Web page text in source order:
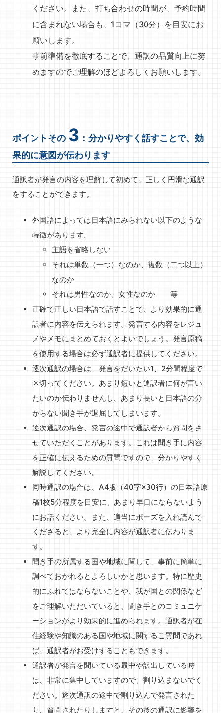
ください。また、打ち合わせの時間が、予約時間
に含まれない場合も、1コマ（30分）を目安にお
願いします。
事前準備を徹底することで、通訳の品質向上に努
めますのでご理解のほどよろしくお願いします。
ポイントその 3 ：分かりやすく話すことで、効
果的に意図が伝わります
通訳者が発言の内容を理解して初めて、正しく円滑な通訳
をすることができます。
外国語によっては日本語にみられない以下のような
特徴があります。
主語を省略しない
それは単数（一つ）なのか、複数（二つ以上）
なのか
それは男性なのか、女性なのか 等
正確で正しい日本語で話すことで、より効果的に通
訳者に内容を伝えられます。発言する内容をレジュ
メやメモにまとめておくとよいでしょう。発言原稿
を使用する場合は必ず通訳者に提供してください。
逐次通訳の場合は、発言をだいたい1、2分間程度で
区切ってください。あまり短いと通訳者に何が言い
たいのか伝わりませんし、あまり長いと日本語の分
からない聞き手が退屈してしまいます。
逐次通訳の場合、発言の途中で通訳者から質問をさ
せていただくことがあります。これは聞き手に内容
を正確に伝えるための質問ですので、分かりやすく
解説してください。
同時通訳の場合は、A4版（40字×30行）の日本語原
稿1枚5分程度を目安に、あまり早口にならないよう
にお話ください。また、適当にポーズを入れ読んで
くださると、より完全に内容が通訳者に伝わりま
す。
聞き手の所属する国や地域に関して、事前に簡単に
調べておかれるとよろしいかと思います。特に歴史
的にふれてはならないことや、我が国との関係など
をご理解いただいていると、聞き手とのコミュニケ
ーションがより効果的に進められます。通訳者が在
住経験や知識のある国や地域に関するご質問であれ
ば、通訳者がお受けすることもできます。
通訳者が発言を聞いている最中や訳出している時
は、非常に集中していますので、割り込まないでく
ださい。逐次通訳の途中で割り込んで発言された
り、質問されたりしますと、その後の通訳に影響を